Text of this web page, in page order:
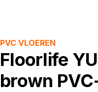
PVC VLOEREN
Floorlife
brown